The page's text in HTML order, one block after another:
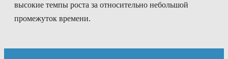
высокие темпы роста за относительно небольшой
промежуток времени.